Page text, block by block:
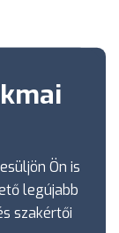
Ön is
legújabb
szakértői